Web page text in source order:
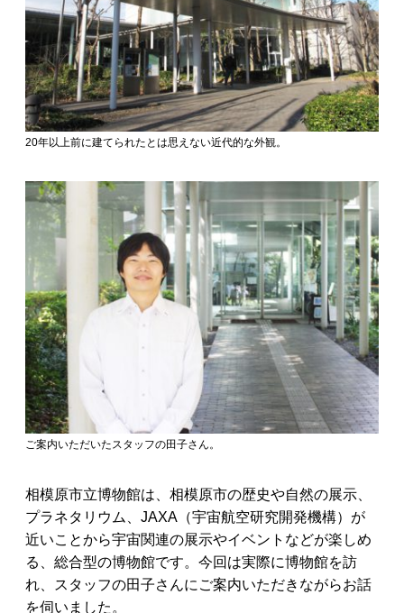
20年以上前に建てられたとは思えない近代的な外観。
ご案内いただいたスタッフの田子さん。
相模原市立博物館は、相模原市の歴史や自然の展示、
プラネタリウム、JAXA（宇宙航空研究開発機構）が
近いことから宇宙関連の展示やイベントなどが楽しめ
る、総合型の博物館です。今回は実際に博物館を訪
れ、スタッフの田子さんにご案内いただきながらお話
を伺いました。